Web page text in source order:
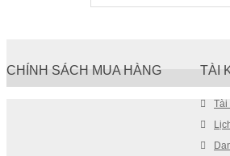
CHÍNH SÁCH MUA HÀNG TÀI
Tài